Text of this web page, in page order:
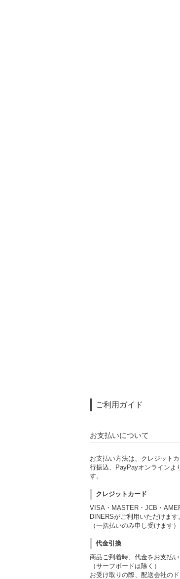
ご利用ガイド
お支払いについて
お支払い方法は、クレジット
行振込、PayPayオンラインよ
す。
クレジットカード
VISA・MASTER・JCB・
DINERSがご利用いただけます
（一括払いのみ申し受けます）
代金引換
商品ご到着時、代金をお支払い
（サーフボードは除く）
お受け取りの際、配送会社の